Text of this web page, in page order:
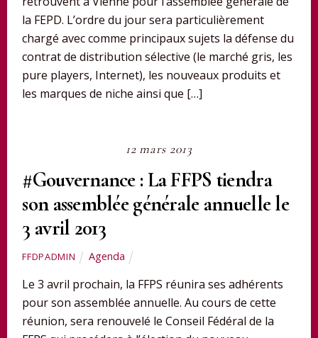
la FEPD. L’ordre du jour sera particulièrement
chargé avec comme principaux sujets la défense du
contrat de distribution sélective (le marché gris, les
pure players, Internet), les nouveaux produits et
les marques de niche ainsi que […]
12 mars 2013
#Gouvernance : La FFPS tiendra
son assemblée générale annuelle le
3 avril 2013
FFDPADMIN Agenda
Le 3 avril prochain, la FFPS réunira ses adhérents
pour son assemblée annuelle. Au cours de cette
réunion, sera renouvelé le Conseil Fédéral de la